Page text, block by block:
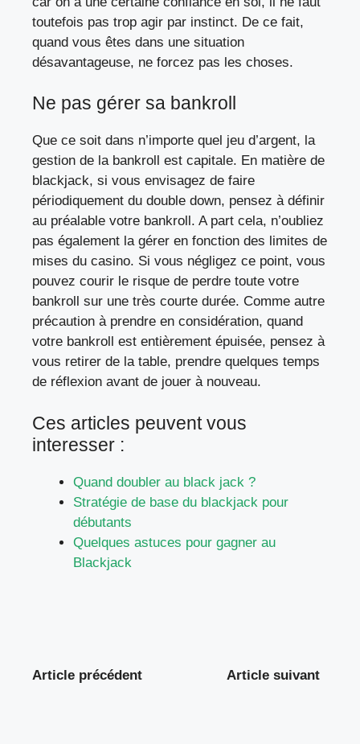
toutefois pas trop agir par instinct. De ce fait,
quand vous êtes dans une situation
désavantageuse, ne forcez pas les choses.
Ne pas gérer sa bankroll
Que ce soit dans n’importe quel jeu d’argent, la
gestion de la bankroll est capitale. En matière de
blackjack, si vous envisagez de faire
périodiquement du double down, pensez à définir
au préalable votre bankroll. A part cela, n’oubliez
pas également la gérer en fonction des limites de
mises du casino. Si vous négligez ce point, vous
pouvez courir le risque de perdre toute votre
bankroll sur une très courte durée. Comme autre
précaution à prendre en considération, quand
votre bankroll est entièrement épuisée, pensez à
vous retirer de la table, prendre quelques temps
de réflexion avant de jouer à nouveau.
Ces articles peuvent vous
interesser :
Quand doubler au black jack ?
Stratégie de base du blackjack pour
débutants
Quelques astuces pour gagner au
Blackjack
Article précédent Article suivant